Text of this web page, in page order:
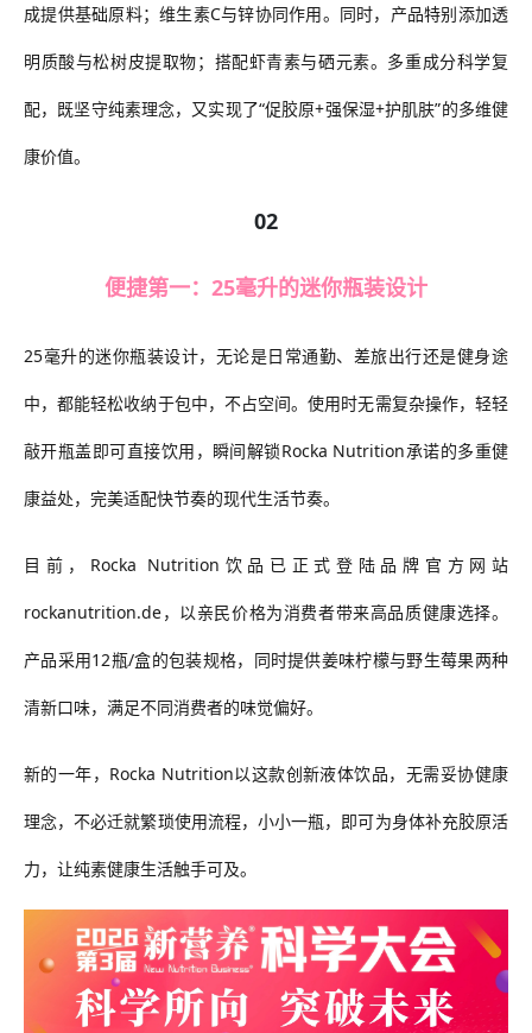
成提供基础原料；维生素C与锌协同作用。同时，产品特别添加透
明质酸与松树皮提取物；搭配虾青素与硒元素。多重成分科学复
配，既坚守纯素理念，又实现了“促胶原+强保湿+护肌肤”的多维健
康价值。
02
便捷第一：25毫升的迷你瓶装设计
25毫升的迷你瓶装设计，无论是日常通勤、差旅出行还是健身途
中，都能轻松收纳于包中，不占空间。使用时无需复杂操作，轻轻
敲开瓶盖即可直接饮用，瞬间解锁Rocka Nutrition承诺的多重健
康益处，完美适配快节奏的现代生活节奏。
目前，Rocka Nutrition饮品已正式登陆品牌官方网站
rockanutrition.de，以亲民价格为消费者带来高品质健康选择。
产品采用12瓶/盒的包装规格，同时提供姜味柠檬与野生莓果两种
清新口味，满足不同消费者的味觉偏好。
新的一年，Rocka Nutrition以这款创新液体饮品，无需妥协健康
理念，不必迁就繁琐使用流程，小小一瓶，即可为身体补充胶原活
力，让纯素健康生活触手可及。